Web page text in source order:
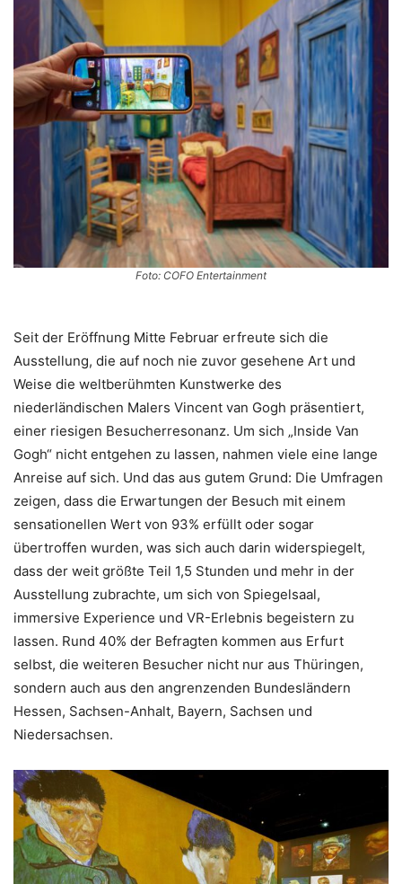
Foto: COFO Entertainment
Seit der Eröffnung Mitte Februar erfreute sich die
Ausstellung, die auf noch nie zuvor gesehene Art und
Weise die weltberühmten Kunstwerke des
niederländischen Malers Vincent van Gogh präsentiert,
einer riesigen Besucherresonanz. Um sich „Inside Van
Gogh“ nicht entgehen zu lassen, nahmen viele eine lange
Anreise auf sich. Und das aus gutem Grund: Die Umfragen
zeigen, dass die Erwartungen der Besuch mit einem
sensationellen Wert von 93% erfüllt oder sogar
übertroffen wurden, was sich auch darin widerspiegelt,
dass der weit größte Teil 1,5 Stunden und mehr in der
Ausstellung zubrachte, um sich von Spiegelsaal,
immersive Experience und VR-Erlebnis begeistern zu
lassen. Rund 40% der Befragten kommen aus Erfurt
selbst, die weiteren Besucher nicht nur aus Thüringen,
sondern auch aus den angrenzenden Bundesländern
Hessen, Sachsen-Anhalt, Bayern, Sachsen und
Niedersachsen.